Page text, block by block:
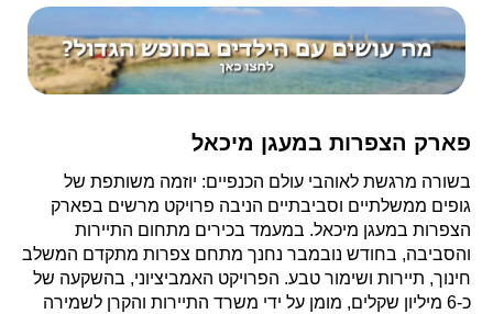
פארק הצפרות במעגן מיכאל
בשורה מרגשת לאוהבי עולם הכנפיים: יוזמה משותפת של
גופים ממשלתיים וסביבתיים הניבה פרויקט מרשים בפארק
הצפרות במעגן מיכאל. במעמד בכירים מתחום התיירות
והסביבה, בחודש נובמבר נחנך מתחם צפרות מתקדם המשלב
חינוך, תיירות ושימור טבע. הפרויקט האמביציוני, בהשקעה של
כ-6 מיליון שקלים, מומן על ידי משרד התיירות והקרן לשמירה